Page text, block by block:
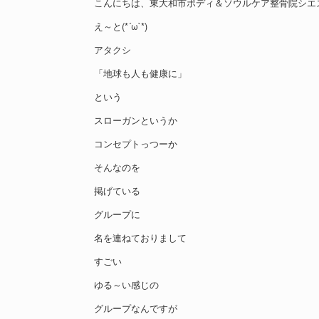
え～と(*´ω`*)
アタクシ
「地球も人も健康に」
という
スローガンというか
コンセプトっつーか
そんなのを
掲げている
グループに
名を連ねておりまして
すごい
ゆる～い感じの
グループなんですが